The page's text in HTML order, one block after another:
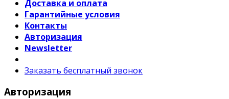
Доставка и оплата
Гарантийные условия
Контакты
Авторизация
Newsletter
Заказать бесплатный звонок
Авторизация